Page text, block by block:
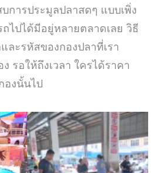
การประมูลปลาสดๆ แบบเพิ่ง
ไปได้มีอยู่หลายตลาดเลย วิธี
ละรหัสของกองปลาที่เรา
รอให้ถึงเวลา ใครได้ราคา
องนั้นไป